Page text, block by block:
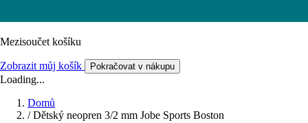
Mezisoučet košíku
Zobrazit můj košík Pokračovat v nákupu
Loading...
Domů
/ Dětský neopren 3/2 mm Jobe Sports Boston